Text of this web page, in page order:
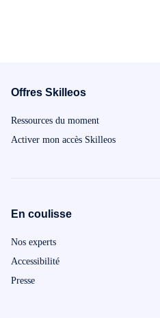
Offres Skilleos
Ressources du moment
Activer mon accès Skilleos
En coulisse
Nos experts
Accessibilité
Presse